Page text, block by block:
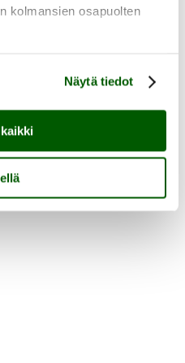
kolmansien osapuolten
Näytä tiedot